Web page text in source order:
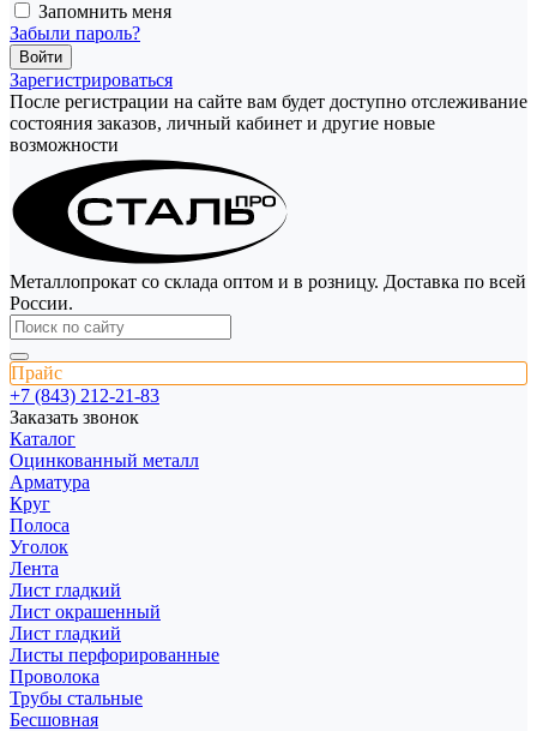
Запомнить меня
Забыли пароль?
Зарегистрироваться
После регистрации на сайте вам будет доступно отслеживание
состояния заказов, личный кабинет и другие новые
возможности
Металлопрокат со склада оптом и в розницу. Доставка по всей
России.
Прайс
+7 (843) 212-21-83
Заказать звонок
Каталог
Оцинкованный металл
Арматура
Круг
Полоса
Уголок
Лента
Лист гладкий
Лист окрашенный
Лист гладкий
Листы перфорированные
Проволока
Трубы стальные
Бесшовная